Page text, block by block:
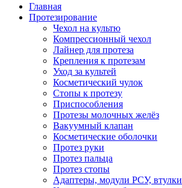
Главная
Протезирование
Чехол на культю
Компрессионный чехол
Лайнер для протеза
Крепления к протезам
Уход за культей
Косметический чулок
Стопы к протезу
Приспособления
Протезы молочных желёз
Вакуумный клапан
Косметические оболочки
Протез руки
Протез пальца
Протез стопы
Адаптеры, модули РСУ, втулки